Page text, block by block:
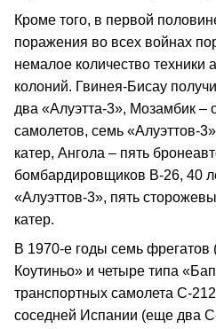
Кроме того, в первой
поражения во всех войнах
немалое количество
колоний. Гвинея-Бисау
два «Алуэтта-3», Мозамбик –
самолетов, семь «Алуэттов-
катер, Ангола – пять
бомбардировщиков В-26, 40
«Алуэттов-3», пять
катер.
В 1970-е годы семь фрегатов
Коутиньо» и четыре типа
транспортных самолета С-
соседней Испании (еще два